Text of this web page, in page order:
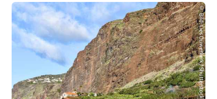
©
Bild
:
Lies Ouwerkerk / Shutterstock